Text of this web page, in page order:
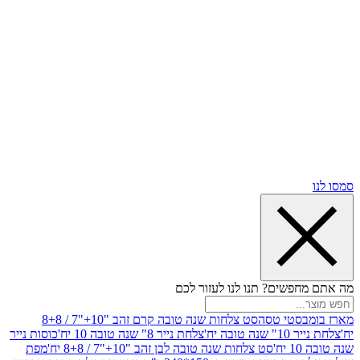
תנו לנו לעזור לכם
טסה
סט צלחות שנה טובה קרם זהב "10+"7 / 8+8
יח'
צלחת נייר 8" שנה טובה 10 יח'
כוסות נייר
סט צלחות שנה טובה לבן זהב "10+"7 / 8+8 יח'
מפת